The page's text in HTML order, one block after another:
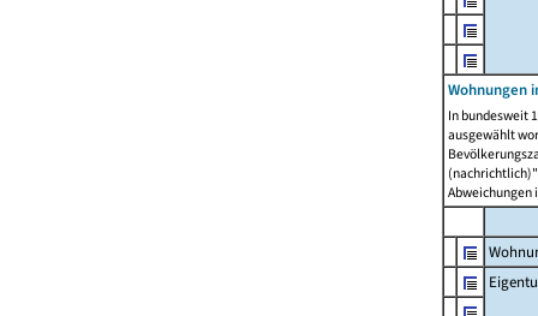
Wohnungen
In bundesweit
ausgewählt
Abweichungen